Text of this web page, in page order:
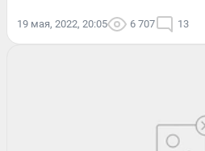
19 мая, 2022, 20:05 6 707 13